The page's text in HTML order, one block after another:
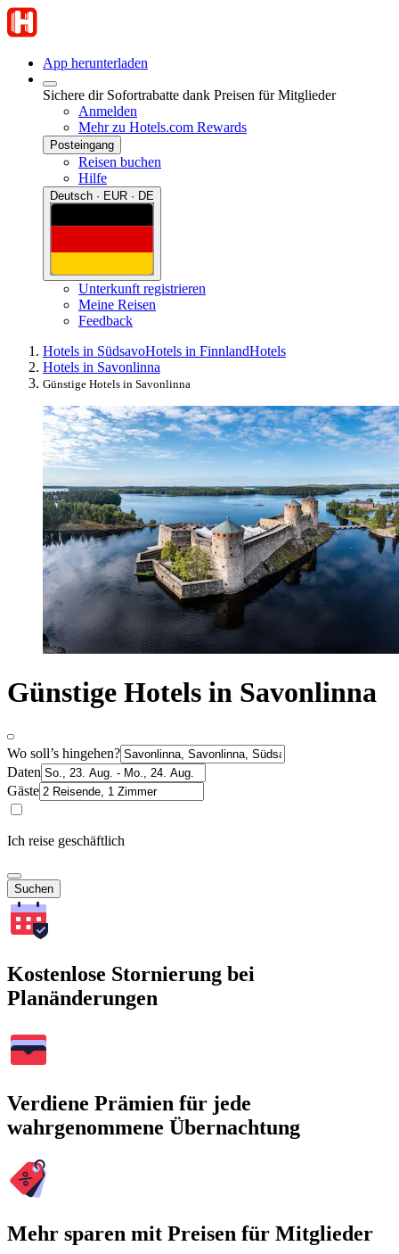
App herunterladen
Sichere dir Sofortrabatte dank Preisen für Mitglieder
Anmelden
Mehr zu Hotels.com Rewards
Posteingang
Reisen buchen
Hilfe
Deutsch · EUR · DE
Unterkunft registrieren
Meine Reisen
Feedback
Hotels in SüdsavoHotels in FinnlandHotels
Hotels in Savonlinna
Günstige Hotels in Savonlinna
Günstige Hotels in Savonlinna
Wo soll’s hingehen?
Daten
Gäste
Ich reise geschäftlich
Suchen
Kostenlose Stornierung bei
Planänderungen
Verdiene Prämien für jede
wahrgenommene Übernachtung
Mehr sparen mit Preisen für Mitglieder